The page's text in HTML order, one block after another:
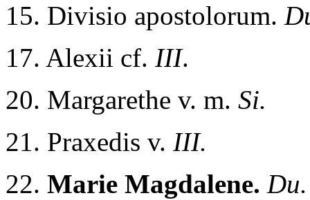
15. Divisio apostolorum.
17. Alexii cf. III.
20. Margarethe v. m. Si.
21. Praxedis v. III.
22. Marie Magdalene. Du.